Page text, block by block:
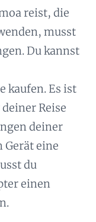
reist, die
musst
Du kannst
kaufen. Es ist
Reise
deiner
Gerät eine
du
einen